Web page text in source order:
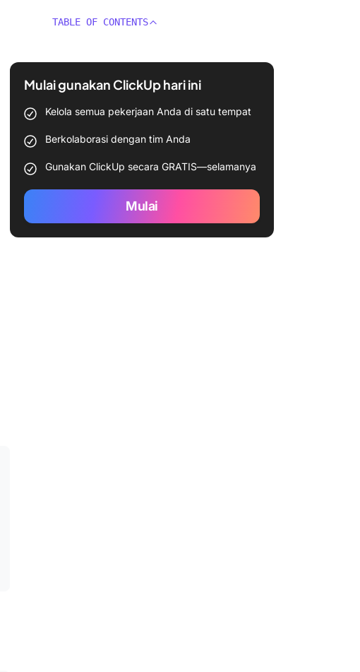
TABLE OF CONTENTS
Mulai gunakan ClickUp hari ini
Kelola semua pekerjaan Anda di satu tempat
Berkolaborasi dengan tim Anda
Gunakan ClickUp secara GRATIS—selamanya
Mulai